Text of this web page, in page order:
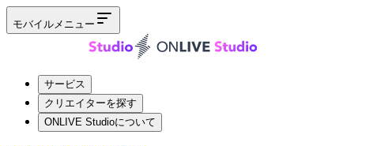
モバイルメニュー
サービス
クリエイターを探す
ONLIVE Studioについて